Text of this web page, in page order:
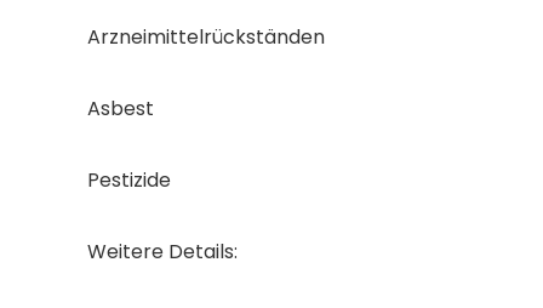
Arzneimittelrückständen
Asbest
Pestizide
Weitere Details: